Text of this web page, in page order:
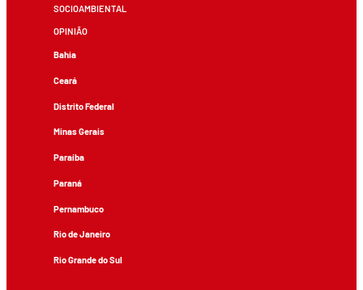
SOCIOAMBIENTAL
OPINIÃO
Bahia
Ceará
Distrito Federal
Minas Gerais
Paraíba
Paraná
Pernambuco
Rio de Janeiro
Rio Grande do Sul